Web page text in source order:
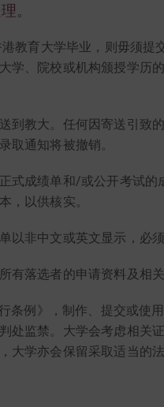
。
教育大学毕业，则毋须
学、院校或机构颁授学历
到教大。任何因寄送引致
取通知将被撤销。
式成绩单和/或公开考试
，以供核实。
以非中文或英文显示，必
有落选者的申请资料及相
条例》，制作、提交或使
处监禁。大学会考虑相关
大学亦会保留采取适当的法